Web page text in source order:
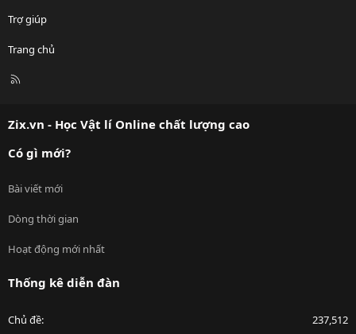
Trợ giúp
Trang chủ
R
Zix.vn - Học Vật lí Online chất lượng cao
Có gì mới?
Bài viết mới
Dòng thời gian
Hoạt động mới nhất
Thống kê diễn đàn
Chủ đề 237,512